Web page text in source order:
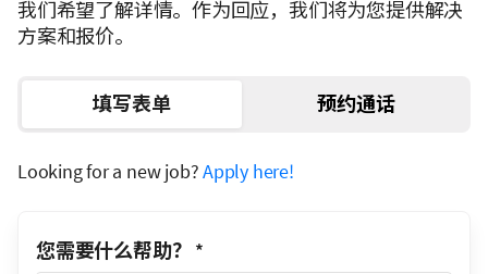
About
我们希望了解详情。作为回应，我们将为您提供解决
方案和报价。
填写表单 预约通话
Looking for a new job?Apply here!
您需要什么帮助？ *